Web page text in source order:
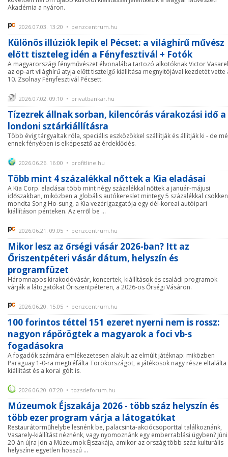
Akadémia a nyáron.
2026.07.03. 13:20 • penzcentrum.hu
Különös illúziók lepik el Pécset: a világhírű művész
előtt tiszteleg idén a Fényfesztivál + Fotók
A magyarországi fényművészet élvonalába tartozó alkotóknak Victor
az op-art világhírű atyja előtt tisztelgő kiállítása megnyitójával kezdetét vette
10. Zsolnay Fényfesztivál Pécsett.
2026.07.02. 09:10 • privatbankar.hu
Tízezrek állnak sorban, kilencórás várakozási idő a
londoni sztárkiállításra
Több évig tárgyaltak róla, speciális eszközökkel szállítják és állítják ki - de
ennek fényében is elképesztő az érdeklődés.
2026.06.26. 16:00 • profitline.hu
Több mint 4 százalékkal nőttek a Kia eladásai
A Kia Corp. eladásai több mint négy százalékkal nőttek a január-májusi
időszakban, miközben a globális autókereslet mintegy 5 százalékkal
mondta Song Ho-sung, a Kia vezérigazgatója egy dél-koreai autóipari
kiállításon pénteken. Az erről be ...
2026.06.21. 09:05 • penzcentrum.hu
Mikor lesz az őrségi vásár 2026-ban? Itt az
Őriszentpéteri vásár dátum, helyszín és
programfüzet
Háromnapos kirakodóvásár, koncertek, kiállítások és családi programok
várják a látogatókat Őriszentpéteren, a 2026-os Őrségi Vásáron.
2026.06.20. 15:05 • penzcentrum.hu
100 forintos téttel 151 ezeret nyerni nem is rossz:
nagyon rápörögtek a magyarok a foci vb-s
fogadásokra
A fogadók számára emlékezetesen alakult az elmúlt játéknap: miközben
Paraguay 1-0-ra megtréfálta Törökországot, a játékosok nagy része eltalálta
kiállítást és a korai gólt is.
2026.06.20. 07:20 • tozsdeforum.hu
Múzeumok Éjszakája 2026 - több száz helyszín és
több ezer program várja a látogatókat
Restaurátorműhelybe lesnénk be, palacsinta-akciócsoporttal találkoznánk,
Vasarely-kiállítást néznénk, vagy nyomoznánk egy emberrablási ügyben?
20-án újra jön a Múzeumok Éjszakája, amikor az ország több száz kulturális
helyszíne egyetlen hosszú ...